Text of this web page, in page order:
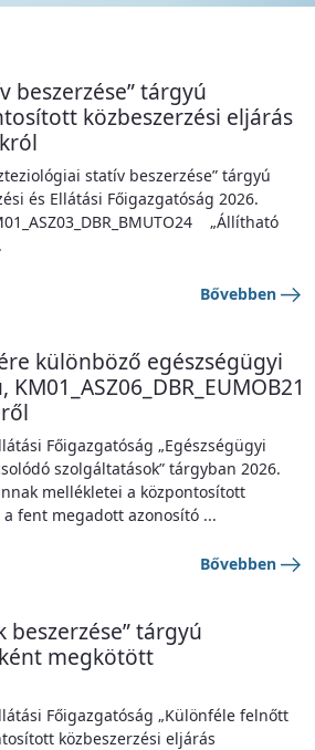
beszerzése” tárgyú
közbeszerzési eljárás
statív beszerzése” tárgyú
és Ellátási Főigazgatóság 2026.
„Állítható
Bővebben
különböző egészségügyi
Főigazgatóság „Egészségügyi
szolgáltatások” tárgyban 2026.
mellékletei a központosított
fent megadott azonosító ...
Bővebben
tárgyú
megkötött
Főigazgatóság „Különféle felnőtt
közbeszerzési eljárás